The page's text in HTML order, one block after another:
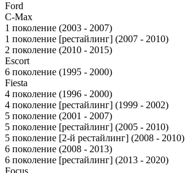
Ford
C-Max
1 поколение (2003 - 2007)
1 поколение [рестайлинг] (2007 - 2010)
2 поколение (2010 - 2015)
Escort
6 поколение (1995 - 2000)
Fiesta
4 поколение (1996 - 2000)
4 поколение [рестайлинг] (1999 - 2002)
5 поколение (2001 - 2007)
5 поколение [рестайлинг] (2005 - 2010)
5 поколение [2-й рестайлинг] (2008 - 2010)
6 поколение (2008 - 2013)
6 поколение [рестайлинг] (2013 - 2020)
Focus